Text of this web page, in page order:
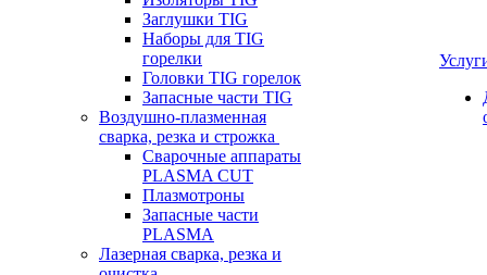
Заглушки TIG
Наборы для TIG
горелки
Головки TIG горелок
Запасные части TIG
Воздушно-плазменная
сварка, резка и строжка
Сварочные аппараты
PLASMA CUT
Плазмотроны
Запасные части
PLASMA
Лазерная сварка, резка и